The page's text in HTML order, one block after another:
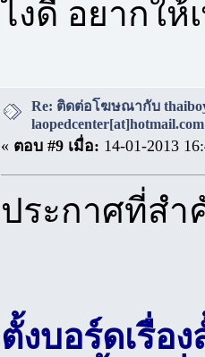
ไงดี อยากให้
Re: ติดต่อโฆษณากับ
« ตอบ #9 เมื่อ: 14-01-2013
ประกาศที่ส
ตั้งบอร์ดเรื่อ